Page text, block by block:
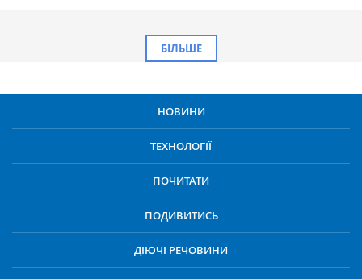
БІЛЬШЕ
НОВИНИ
ТЕХНОЛОГІЇ
ПОЧИТАТИ
ПОДИВИТИСЬ
ДІЮЧІ РЕЧОВИНИ